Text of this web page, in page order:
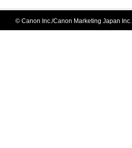
© Canon Inc./Canon Marketing Japan Inc.